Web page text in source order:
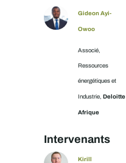
Gideon Ayi-
Owoo
Associé,
Ressources
énergétiques et
Industrie, Deloitte
Afrique
Intervenants
Kirill